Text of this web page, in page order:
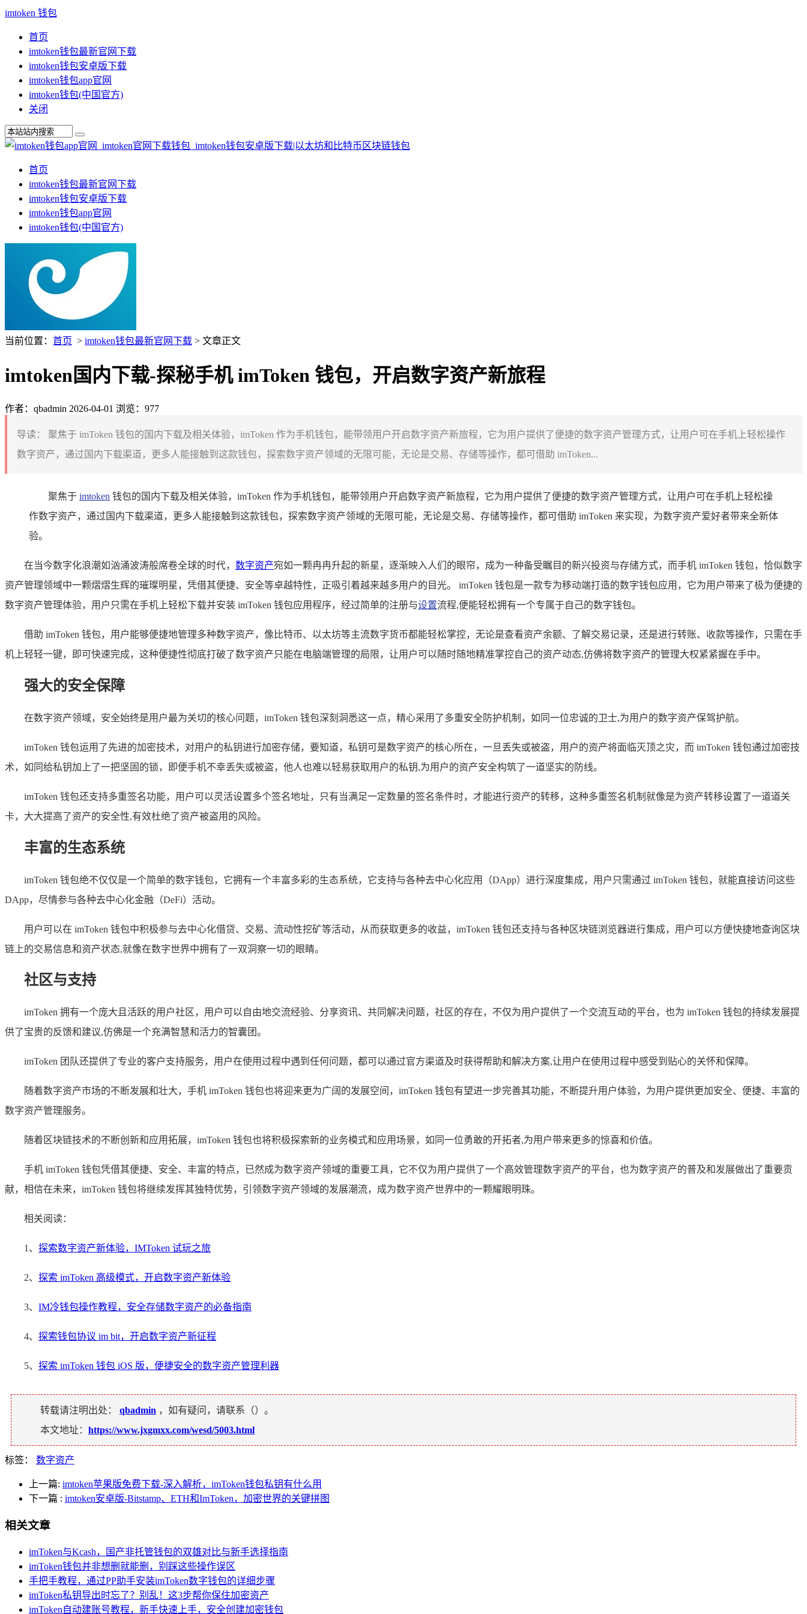
imtoken 钱包
首页
imtoken钱包最新官网下载
imtoken钱包安卓版下载
imtoken钱包app官网
imtoken钱包(中国官方)
关闭
首页
imtoken钱包最新官网下载
imtoken钱包安卓版下载
imtoken钱包app官网
imtoken钱包(中国官方)
当前位置： 首页 > imtoken钱包最新官网下载 > 文章正文
imtoken国内下载-探秘手机 imToken 钱包，开启数字资产新旅程
作者：qbadmin 2026-04-01 浏览：977
导读：
聚焦于 imToken 钱包的国内下载及相关体验，imToken 作为手机钱包，能带领用户开启数字资产新旅程，它为用户提供了便捷的数字资产管理方式，让用户可在手机上轻松操作
数字资产，通过国内下载渠道，更多人能接触到这款钱包，探索数字资产领域的无限可能，无论是交易、存储等操作，都可借助 imToken...
聚焦于 imtoken 钱包的国内下载及相关体验，imToken 作为手机钱包，能带领用户开启数字资产新旅程，它为用户提供了便捷的数字资产管理方式，让用户可在手机上轻松操
作数字资产，通过国内下载渠道，更多人能接触到这款钱包，探索数字资产领域的无限可能，无论是交易、存储等操作，都可借助 imToken 来实现，为数字资产爱好者带来全新体
验。
在当今数字化浪潮如汹涌波涛般席卷全球的时代， 数字资产宛如一颗冉冉升起的新星，逐渐映入人们的眼帘，成为一种备受瞩目的新兴投资与存储方式，而手机 imToken 钱包，恰似数字
资产管理领域中一颗熠熠生辉的璀璨明星，凭借其便捷、安全等卓越特性，正吸引着越来越多用户的目光。 imToken 钱包是一款专为移动端打造的数字钱包应用，它为用户带来了极为便捷的
数字资产管理体验，用户只需在手机上轻松下载并安装 imToken 钱包应用程序，经过简单的注册与设置流程,便能轻松拥有一个专属于自己的数字钱包。
借助 imToken 钱包，用户能够便捷地管理多种数字资产，像比特币、以太坊等主流数字货币都能轻松掌控，无论是查看资产余额、了解交易记录，还是进行转账、收款等操作，只需在手
机上轻轻一键，即可快速完成，这种便捷性彻底打破了数字资产只能在电脑端管理的局限，让用户可以随时随地精准掌控自己的资产动态,仿佛将数字资产的管理大权紧紧握在手中。
强大的安全保障
在数字资产领域，安全始终是用户最为关切的核心问题，imToken 钱包深刻洞悉这一点，精心采用了多重安全防护机制，如同一位忠诚的卫士,为用户的数字资产保驾护航。
imToken 钱包运用了先进的加密技术，对用户的私钥进行加密存储，要知道，私钥可是数字资产的核心所在，一旦丢失或被盗，用户的资产将面临灭顶之灾，而 imToken 钱包通过加密技
术，如同给私钥加上了一把坚固的锁，即便手机不幸丢失或被盗，他人也难以轻易获取用户的私钥,为用户的资产安全构筑了一道坚实的防线。
imToken 钱包还支持多重签名功能，用户可以灵活设置多个签名地址，只有当满足一定数量的签名条件时，才能进行资产的转移，这种多重签名机制就像是为资产转移设置了一道道关
卡，大大提高了资产的安全性,有效杜绝了资产被盗用的风险。
丰富的生态系统
imToken 钱包绝不仅仅是一个简单的数字钱包，它拥有一个丰富多彩的生态系统，它支持与各种去中心化应用（DApp）进行深度集成，用户只需通过 imToken 钱包，就能直接访问这些
DApp，尽情参与各种去中心化金融（DeFi）活动。
用户可以在 imToken 钱包中积极参与去中心化借贷、交易、流动性挖矿等活动，从而获取更多的收益，imToken 钱包还支持与各种区块链浏览器进行集成，用户可以方便快捷地查询区块
链上的交易信息和资产状态,就像在数字世界中拥有了一双洞察一切的眼睛。
社区与支持
imToken 拥有一个庞大且活跃的用户社区，用户可以自由地交流经验、分享资讯、共同解决问题，社区的存在，不仅为用户提供了一个交流互动的平台，也为 imToken 钱包的持续发展提
供了宝贵的反馈和建议,仿佛是一个充满智慧和活力的智囊团。
imToken 团队还提供了专业的客户支持服务，用户在使用过程中遇到任何问题，都可以通过官方渠道及时获得帮助和解决方案,让用户在使用过程中感受到贴心的关怀和保障。
随着数字资产市场的不断发展和壮大，手机 imToken 钱包也将迎来更为广阔的发展空间，imToken 钱包有望进一步完善其功能，不断提升用户体验，为用户提供更加安全、便捷、丰富的
数字资产管理服务。
随着区块链技术的不断创新和应用拓展，imToken 钱包也将积极探索新的业务模式和应用场景，如同一位勇敢的开拓者,为用户带来更多的惊喜和价值。
手机 imToken 钱包凭借其便捷、安全、丰富的特点，已然成为数字资产领域的重要工具，它不仅为用户提供了一个高效管理数字资产的平台，也为数字资产的普及和发展做出了重要贡
献，相信在未来，imToken 钱包将继续发挥其独特优势，引领数字资产领域的发展潮流，成为数字资产世界中的一颗耀眼明珠。
相关阅读：
1、 探索数字资产新体验，IMToken 试玩之旅
2、 探索 imToken 高级模式，开启数字资产新体验
3、 IM冷钱包操作教程，安全存储数字资产的必备指南
4、 探索钱包协议 im bit，开启数字资产新征程
5、 探索 imToken 钱包 iOS 版，便捷安全的数字资产管理利器
转载请注明出处： qbadmin ，如有疑问，请联系（）。
本文地址： https://www.jxgmxx.com/wesd/5003.html
标签： 数字资产
上一篇: imtoken苹果版免费下载-深入解析，imToken钱包私钥有什么用
下一篇 : imtoken安卓版-Bitstamp、ETH和ImToken，加密世界的关键拼图
相关文章
imToken与Kcash，国产非托管钱包的双雄对比与新手选择指南
imToken钱包并非想删就能删，别踩这些操作误区
手把手教程，通过PP助手安装imToken数字钱包的详细步骤
imToken私钥导出时忘了？别乱！这3步帮你保住加密资产
imToken自动建账号教程，新手快速上手，安全创建加密钱包